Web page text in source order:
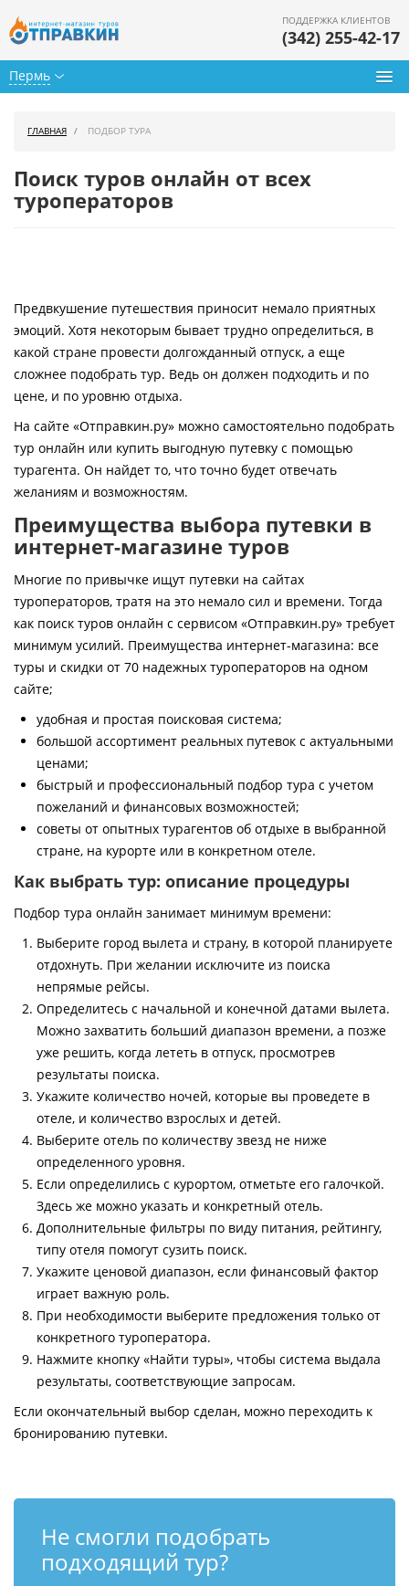
Пермь
ПОДДЕРЖКА КЛИЕНТОВ
(342) 255-42-17
Горящие туры
Страны
Как купить
Контакты
ГЛАВНАЯ ПОДБОР ТУРА
Поиск туров онлайн от всех
туроператоров
Предвкушение путешествия приносит немало приятных
эмоций. Хотя некоторым бывает трудно определиться, в
какой стране провести долгожданный отпуск, а еще
сложнее подобрать тур. Ведь он должен подходить и по
цене, и по уровню отдыха.
На сайте «Отправкин.ру» можно самостоятельно подобрать
тур онлайн или купить выгодную путевку с помощью
турагента. Он найдет то, что точно будет отвечать
желаниям и возможностям.
Преимущества выбора путевки в
интернет-магазине туров
Многие по привычке ищут путевки на сайтах
туроператоров, тратя на это немало сил и времени. Тогда
как поиск туров онлайн с сервисом «Отправкин.ру» требует
минимум усилий. Преимущества интернет-магазина: все
туры и скидки от 70 надежных туроператоров на одном
сайте;
удобная и простая поисковая система;
большой ассортимент реальных путевок с актуальными
ценами;
быстрый и профессиональный подбор тура с учетом
пожеланий и финансовых возможностей;
советы от опытных турагентов об отдыхе в выбранной
стране, на курорте или в конкретном отеле.
Как выбрать тур: описание процедуры
Подбор тура онлайн занимает минимум времени:
Выберите город вылета и страну, в которой планируете
отдохнуть. При желании исключите из поиска
непрямые рейсы.
Определитесь с начальной и конечной датами вылета.
Можно захватить больший диапазон времени, а позже
уже решить, когда лететь в отпуск, просмотрев
результаты поиска.
Укажите количество ночей, которые вы проведете в
отеле, и количество взрослых и детей.
Выберите отель по количеству звезд не ниже
определенного уровня.
Если определились с курортом, отметьте его галочкой.
Здесь же можно указать и конкретный отель.
Дополнительные фильтры по виду питания, рейтингу,
типу отеля помогут сузить поиск.
Укажите ценовой диапазон, если финансовый фактор
играет важную роль.
При необходимости выберите предложения только от
конкретного туроператора.
Нажмите кнопку «Найти туры», чтобы система выдала
результаты, соответствующие запросам.
Если окончательный выбор сделан, можно переходить к
бронированию путевки.
Не смогли подобрать
подходящий тур?